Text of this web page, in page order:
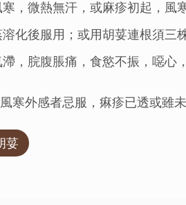
寒，微熱無汗，或麻疹初起，
化後服用；或用胡荽連根須三
，脘腹脹痛，食慾不振，噁心
寒外感者忌服，痳疹已透或雖
荽